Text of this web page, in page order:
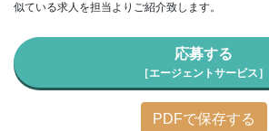
似ている求人を担当よりご紹介致します。
応募する
［エージェントサービス］
PDFで保存する